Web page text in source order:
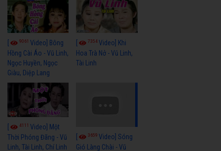
9061 Video] Bông
Hồng Cài Áo - Vũ Linh,
Ngọc Huyền, Ngọc
Giàu, Diệp Lang
7354Video] Khi
Hoa Trà Nở - Vũ Linh,
Tài Linh
4111 Video] Một
Thời Phóng Đãng - Vũ
Linh, Tài Linh, Chí Linh
3659Video] Sóng
Gió Làng Chài - Vũ